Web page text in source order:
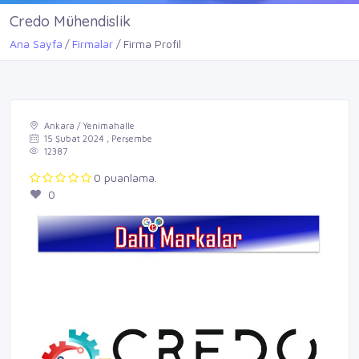
Credo Mühendislik
Ana Sayfa Firmalar Firma Profil
Ankara / Yenimahalle
15 Şubat 2024 , Perşembe
12387
0 puanlama.
0